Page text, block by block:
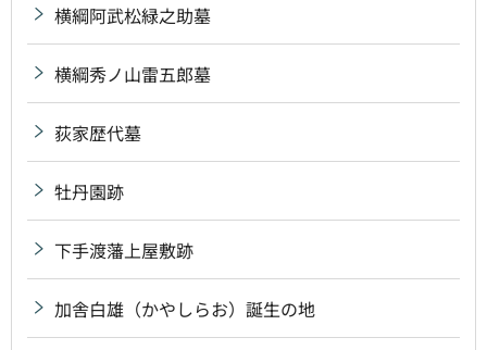
横綱阿武松緑之助墓
横綱秀ノ山雷五郎墓
荻家歴代墓
牡丹園跡
下手渡藩上屋敷跡
加舎白雄（かやしらお）誕生の地